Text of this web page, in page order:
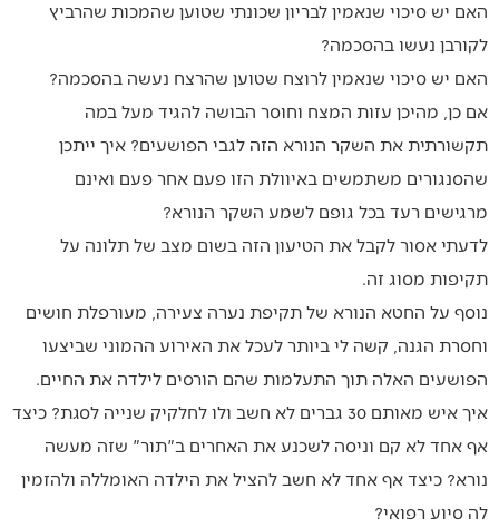
האם יש סיכוי שנאמין לבריון שכונתי שטוען שהמכות שהרביץ
לקורבן נעשו בהסכמה?
האם יש סיכוי שנאמין לרוצח שטוען שהרצח נעשה בהסכמה?
אם כן, מהיכן עזות המצח וחוסר הבושה להגיד מעל במה
תקשורתית את השקר הנורא הזה לגבי הפושעים? איך ייתכן
שהסנגורים משתמשים באיוולת הזו פעם אחר פעם ואינם
מרגישים רעד בכל גופם לשמע השקר הנורא?
לדעתי אסור לקבל את הטיעון הזה בשום מצב של תלונה על
תקיפות מסוג זה.
נוסף על החטא הנורא של תקיפת נערה צעירה, מעורפלת חושים
וחסרת הגנה, קשה לי ביותר לעכל את האירוע ההמוני שביצעו
הפושעים האלה תוך התעלמות שהם הורסים לילדה את החיים.
איך איש מאותם 30 גברים לא חשב ולו לחלקיק שנייה לסגת? כיצד
אף אחד לא קם וניסה לשכנע את האחרים ב"תור" שזה מעשה
נורא? כיצד אף אחד לא חשב להציל את הילדה האומללה ולהזמין
לה סיוע רפואי?